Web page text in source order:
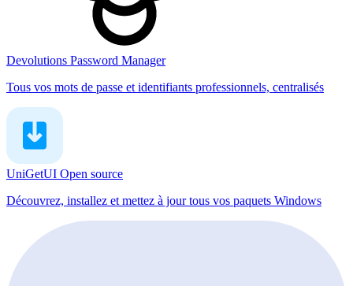
Devolutions Password Manager
Tous vos mots de passe et identifiants professionnels, centralisés
UniGetUI Open source
Découvrez, installez et mettez à jour tous vos paquets Windows